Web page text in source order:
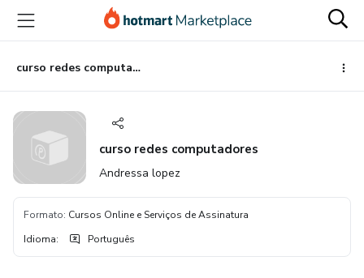
para
conteúdo
principal
para
pagamento
para
rodapé
curso redes computadores
curso redes computadores
Andressa lopez
Formato: Cursos Online e Serviços de Assinatura
Idioma: Português